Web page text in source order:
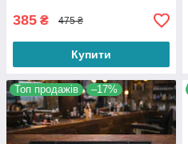
385 ₴ 475 ₴
Купити
Топ продажів –17%